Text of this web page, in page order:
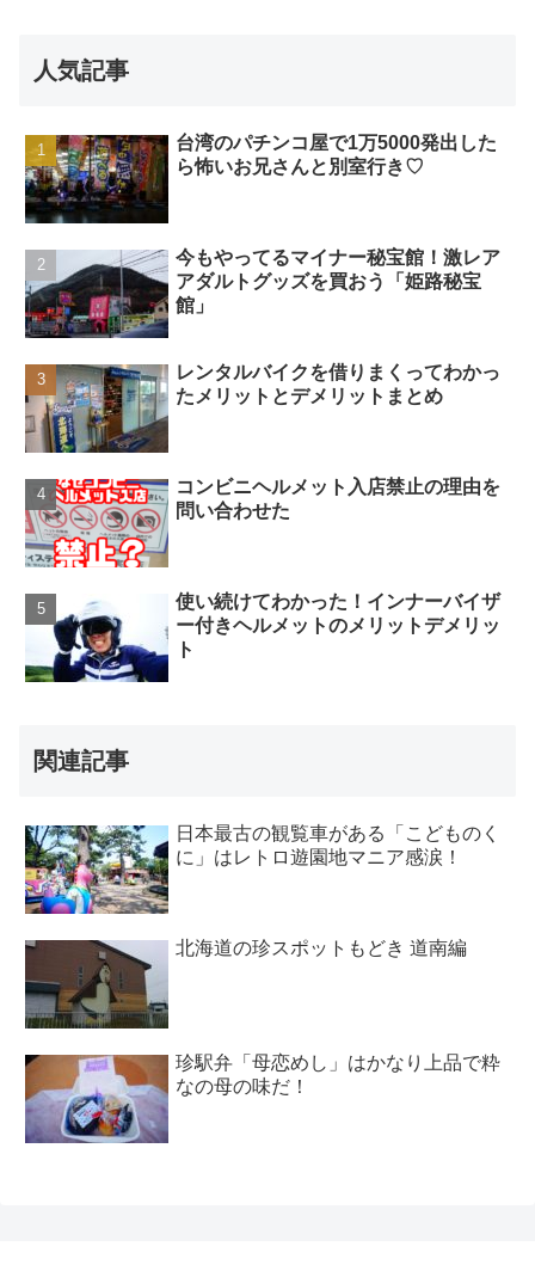
人気記事
台湾のパチンコ屋で1万5000発出した
ら怖いお兄さんと別室行き♡
今もやってるマイナー秘宝館！激レア
アダルトグッズを買おう「姫路秘宝
館」
レンタルバイクを借りまくってわかっ
たメリットとデメリットまとめ
コンビニヘルメット入店禁止の理由を
問い合わせた
使い続けてわかった！インナーバイザ
ー付きヘルメットのメリットデメリッ
ト
関連記事
日本最古の観覧車がある「こどものく
に」はレトロ遊園地マニア感涙！
北海道の珍スポットもどき 道南編
珍駅弁「母恋めし」はかなり上品で粋
なの母の味だ！